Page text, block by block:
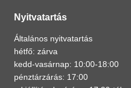
Nyitvatartás
Általános nyitvatartás
hétfő: zárva
kedd-vasárnap: 10:00-18:00
pénztárzárás: 17:00